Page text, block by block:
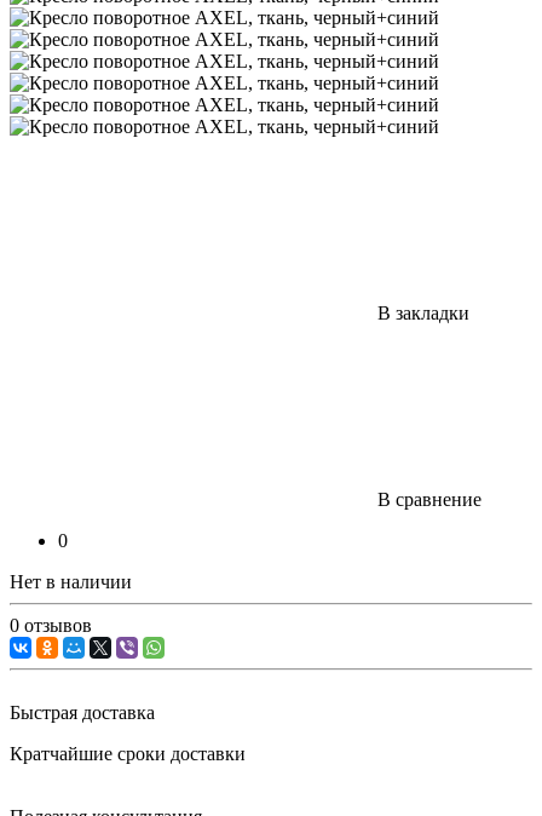
В закладки
В сравнение
0
Нет в наличии
0 отзывов
Быстрая доставка
Кратчайшие сроки доставки